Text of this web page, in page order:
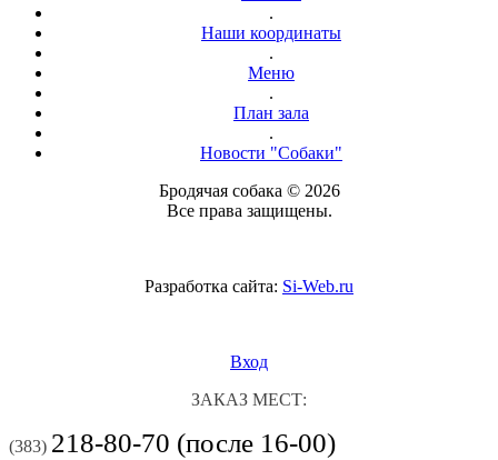
.
Наши координаты
.
Меню
.
План зала
.
Новости "Собаки"
Бродячая собака © 2026
Все права защищены.
Разработка сайта: Si-Web.ru
Вход
ЗАКАЗ МЕСТ:
(383) 218-80-70 (после 16-00)